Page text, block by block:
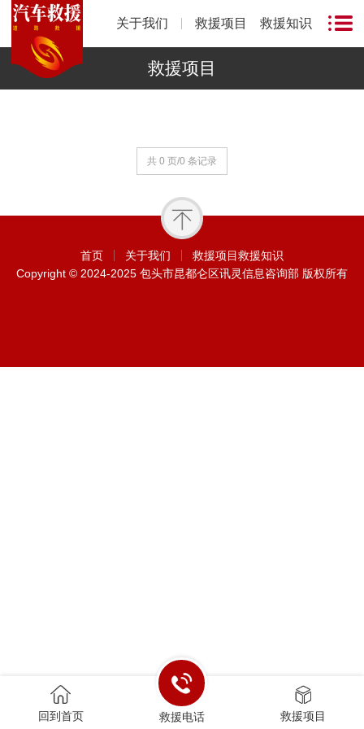
关于我们 救援项目 救援知识
救援项目
共 0 页/0 条记录
首页 关于我们 救援项目救援知识
Copyright © 2024-2025 包头市昆都仑区讯灵信息咨询部 版权所有
回到首页 救援电话 救援项目